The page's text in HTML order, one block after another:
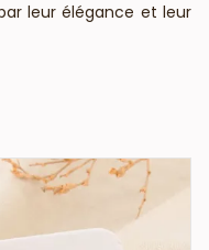
leur élégance et leur